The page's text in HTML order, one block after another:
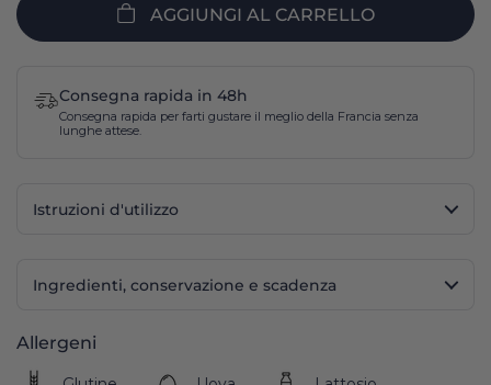
AGGIUNGI AL CARRELLO
Consegna rapida in 48h
Consegna rapida per farti gustare il meglio della Francia senza
lunghe attese.
Istruzioni d'utilizzo
Ingredienti, conservazione e scadenza
Allergeni